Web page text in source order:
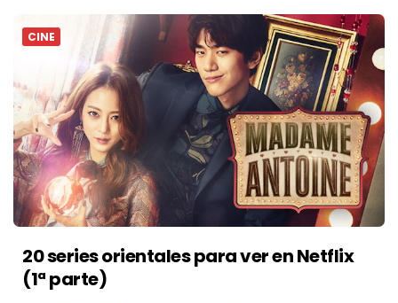
CINE
20 series orientales para ver en Netflix
(1ª parte)